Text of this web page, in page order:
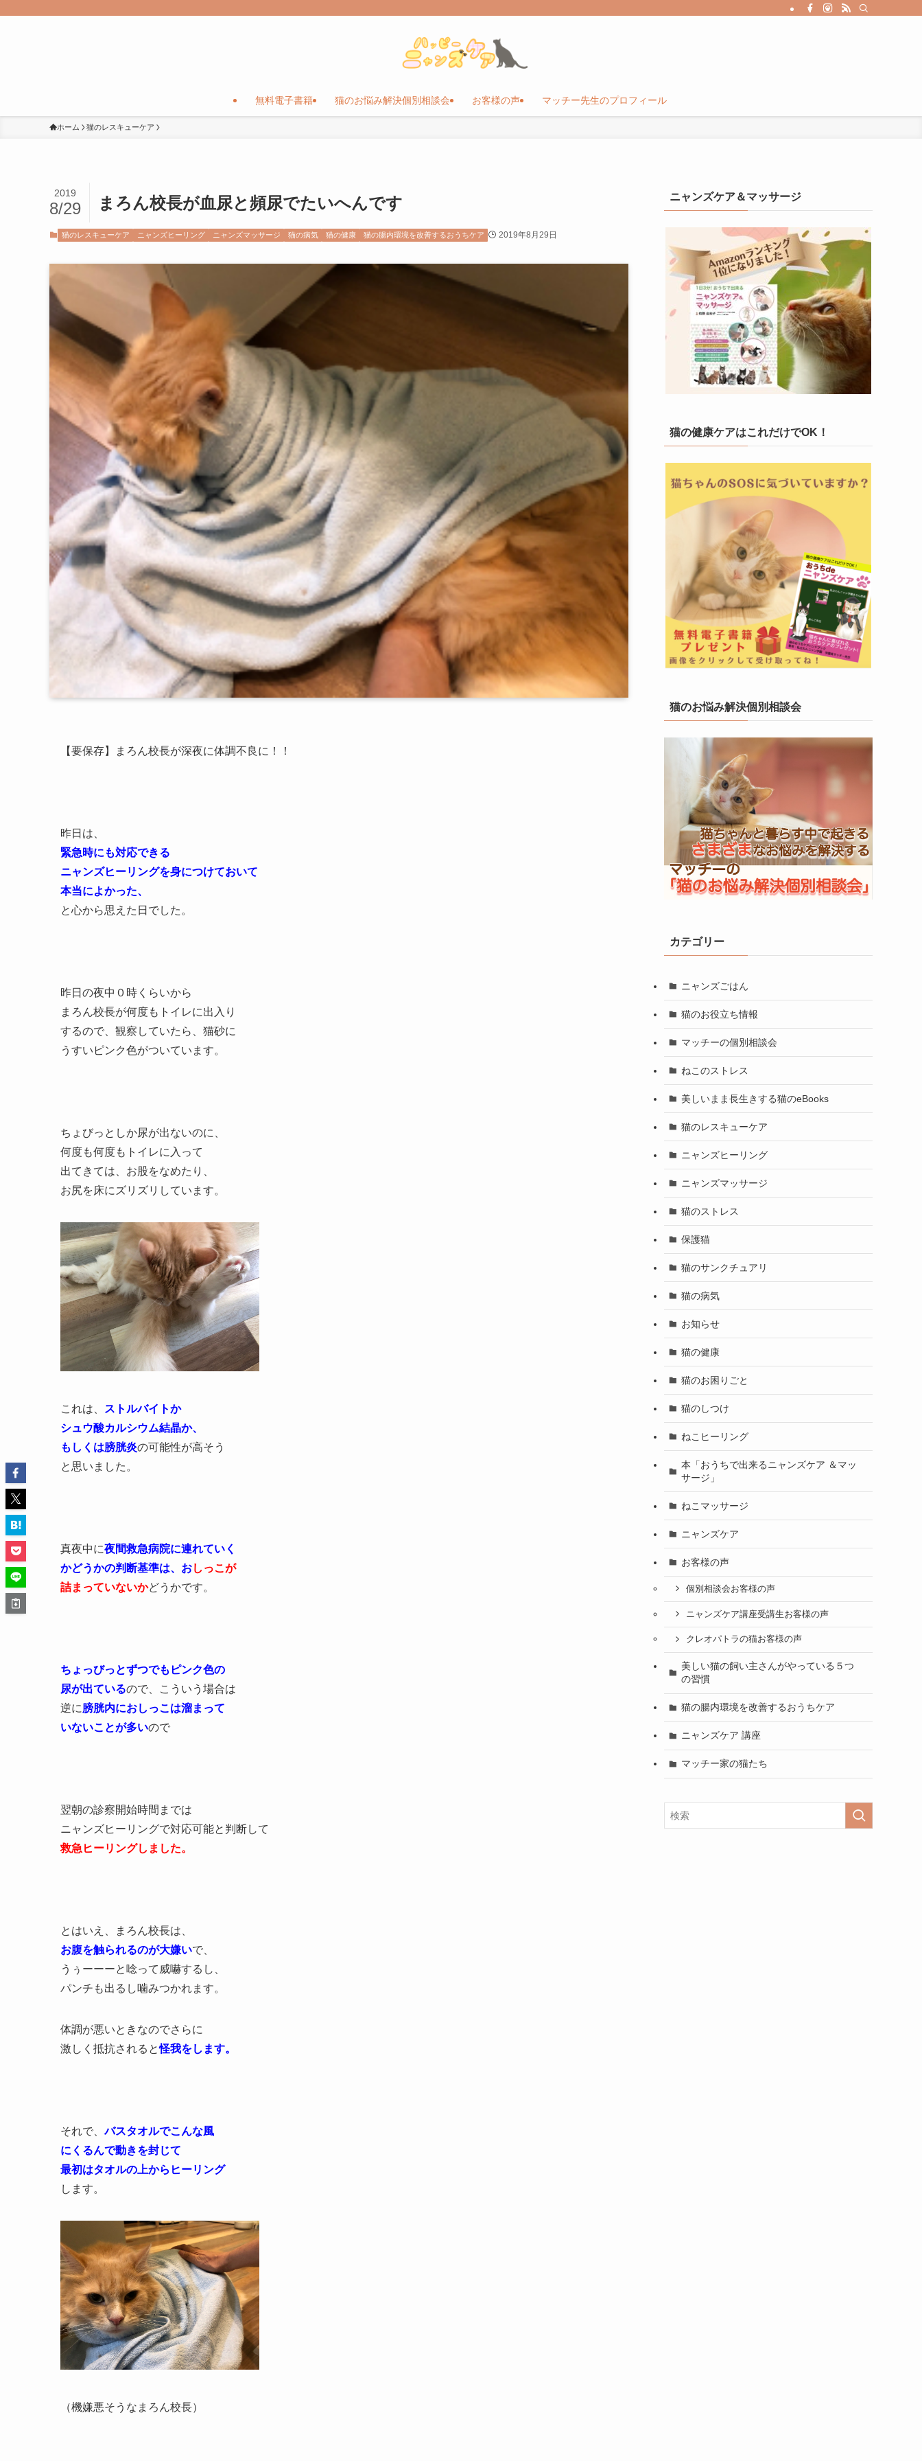
無料電子書籍 猫のお悩み解決個別相談会 お客様の声 マッチー先生のプロフィール
ホーム 猫のレスキューケア
まろん校長が血尿と頻尿でたいへんです
2019
8/29
猫のレスキューケア ニャンズヒーリング ニャンズマッサージ 猫の病気 猫の健康 猫の腸内環境を改善するおうちケア 2019年8月29日
【要保存】まろん校長が深夜に体調不良に！！
昨日は、
緊急時にも対応できる
ニャンズヒーリングを身につけておいて
本当によかった、
と心から思えた日でした。
昨日の夜中０時くらいから
まろん校長が何度もトイレに出入り
するので、観察していたら、猫砂に
うすいピンク色がついています。
ちょびっとしか尿が出ないのに、
何度も何度もトイレに入って
出てきては、お股をなめたり、
お尻を床にズリズリしています。
これは、
ストルバイトか
シュウ酸カルシウム結晶か、
もしくは膀胱炎の可能性が高そう
と思いました。
真夜中に夜間救急病院に連れていく
かどうかの判断基準は、おしっこが
詰まっていないかどうかです。
ちょっびっとずつでもピンク色の
尿が出ているので、こういう場合は
逆に膀胱内におしっこは溜まって
いないことが多いので
翌朝の診察開始時間までは
ニャンズヒーリングで対応可能と判断して
救急ヒーリングしました。
とはいえ、まろん校長は、
お腹を触られるのが大嫌いで、
うぅーーーと唸って威嚇するし、
パンチも出るし噛みつかれます。
体調が悪いときなのでさらに
激しく抵抗されると怪我をします。
それで、バスタオルでこんな風
にくるんで動きを封じて
最初はタオルの上からヒーリング
します。
（機嫌悪そうなまろん校長）
ニャンズケア＆マッサージ
猫の健康ケアはこれだけでOK！
猫のお悩み解決個別相談会
カテゴリー
ニャンズごはん
猫のお役立ち情報
マッチーの個別相談会
ねこのストレス
美しいまま長生きする猫のeBooks
猫のレスキューケア
ニャンズヒーリング
ニャンズマッサージ
猫のストレス
保護猫
猫のサンクチュアリ
猫の病気
お知らせ
猫の健康
猫のお困りごと
猫のしつけ
ねこヒーリング
本「おうちで出来るニャンズケア ＆マッ
サージ」
ねこマッサージ
ニャンズケア
お客様の声
個別相談会お客様の声
ニャンズケア講座受講生お客様の声
クレオパトラの猫お客様の声
美しい猫の飼い主さんがやっている５つ
の習慣
猫の腸内環境を改善するおうちケア
ニャンズケア 講座
マッチー家の猫たち